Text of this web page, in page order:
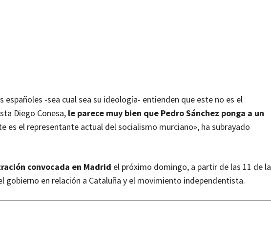
-sea cual sea su ideología- entienden que este no es el
Diego Conesa, le parece muy bien que Pedro Sánchez ponga a un
es el representante actual del socialismo murciano», ha subrayado
convocada en Madrid el próximo domingo, a partir de las 11 de la
gobierno en relación a Cataluña y el movimiento independentista.